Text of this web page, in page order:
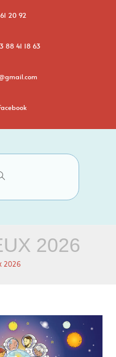
20 92
88 41 18 63
2026
2026